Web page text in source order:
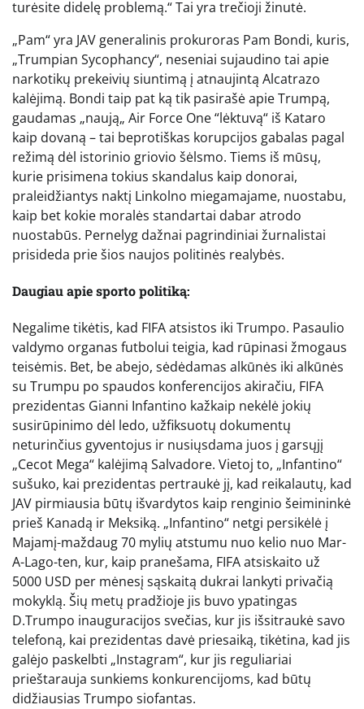
turėsite didelę problemą.“ Tai yra trečioji žinutė.
„Pam“ yra JAV generalinis prokuroras Pam Bondi, kuris,
„Trumpian Sycophancy“, neseniai sujaudino tai apie
narkotikų prekeivių siuntimą į atnaujintą Alcatrazo
kalėjimą. Bondi taip pat ką tik pasirašė apie Trumpą,
gaudamas „naują„ Air Force One “lėktuvą“ iš Kataro
kaip dovaną – tai beprotiškas korupcijos gabalas pagal
režimą dėl istorinio griovio šėlsmo. Tiems iš mūsų,
kurie prisimena tokius skandalus kaip donorai,
praleidžiantys naktį Linkolno miegamajame, nuostabu,
kaip bet kokie moralės standartai dabar atrodo
nuostabūs. Pernelyg dažnai pagrindiniai žurnalistai
prisideda prie šios naujos politinės realybės.
Daugiau apie sporto politiką:
Negalime tikėtis, kad FIFA atsistos iki Trumpo. Pasaulio
valdymo organas futbolui teigia, kad rūpinasi žmogaus
teisėmis. Bet, be abejo, sėdėdamas alkūnės iki alkūnės
su Trumpu po spaudos konferencijos akiračiu, FIFA
prezidentas Gianni Infantino kažkaip nekėlė jokių
susirūpinimo dėl ledo, užfiksuotų dokumentų
neturinčius gyventojus ir nusiųsdama juos į garsųjį
„Cecot Mega“ kalėjimą Salvadore. Vietoj to, „Infantino“
sušuko, kai prezidentas pertraukė jį, kad reikalautų, kad
JAV pirmiausia būtų išvardytos kaip renginio šeimininkė
prieš Kanadą ir Meksiką. „Infantino“ netgi persikėlė į
Majamį-maždaug 70 mylių atstumu nuo kelio nuo Mar-
A-Lago-ten, kur, kaip pranešama, FIFA atsiskaito už
5000 USD per mėnesį sąskaitą dukrai lankyti privačią
mokyklą. Šių metų pradžioje jis buvo ypatingas
D.Trumpo inauguracijos svečias, kur jis išsitraukė savo
telefoną, kai prezidentas davė priesaiką, tikėtina, kad jis
galėjo paskelbti „Instagram“, kur jis reguliariai
prieštarauja sunkiems konkurencijoms, kad būtų
didžiausias Trumpo siofantas.